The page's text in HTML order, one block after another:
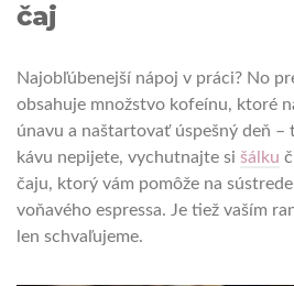
čaj
Najobľúbenejší nápoj v práci? No
obsahuje množstvo kofeínu, ktoré
únavu a naštartovať úspešný deň –
kávu nepijete, vychutnajte si šálku
čaju, ktorý vám pomôže na
voňavého espressa. Je tiež vaším
len schvaľujeme.